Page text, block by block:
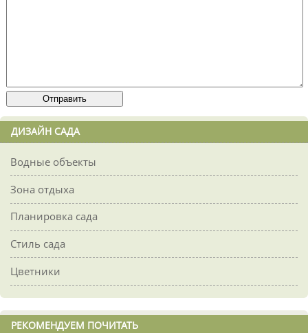
ДИЗАЙН САДА
Водные объекты
Зона отдыха
Планировка сада
Стиль сада
Цветники
РЕКОМЕНДУЕМ ПОЧИТАТЬ